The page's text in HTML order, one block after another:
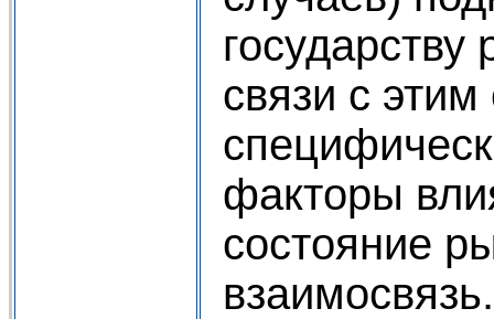
государству
связи с этим
факторы
состояние
взаимосвязь.